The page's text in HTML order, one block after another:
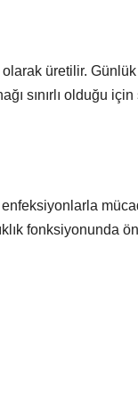
olarak üretilir.
sınırlı olduğu
fonksiyonunda